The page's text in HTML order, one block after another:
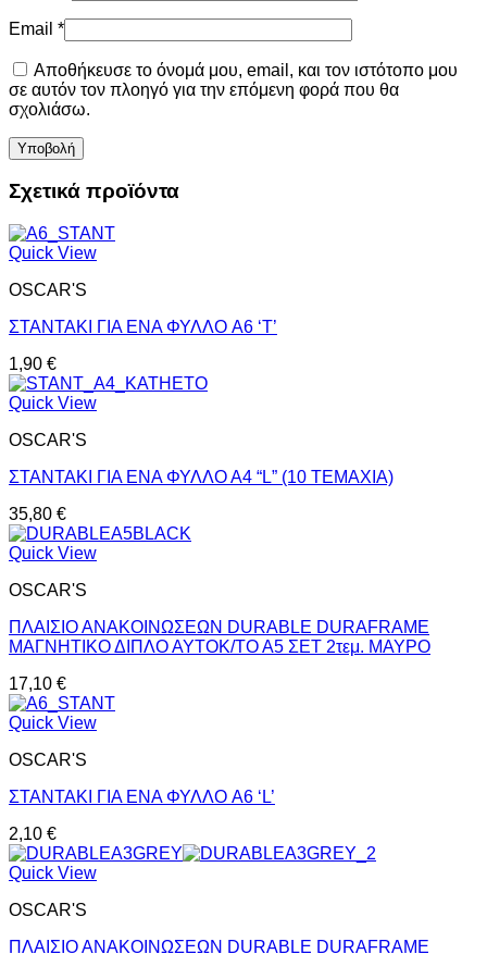
Email *
Αποθήκευσε το όνομά μου, email, και τον ιστότοπο μου
σε αυτόν τον πλοηγό για την επόμενη φορά που θα
σχολιάσω.
Σχετικά προϊόντα
Quick View
OSCAR'S
ΣΤΑΝΤΑΚΙ ΓΙΑ ΕΝΑ ΦΥΛΛΟ A6 ‘Τ’
1,90 €
Quick View
OSCAR'S
ΣΤΑΝΤΑΚΙ ΓΙΑ ΕΝΑ ΦΥΛΛΟ Α4 “L” (10 TEMAXIA)
35,80 €
Quick View
OSCAR'S
ΠΛΑΙΣΙΟ ΑΝΑΚΟΙΝΩΣΕΩΝ DURABLE DURAFRAME
ΜΑΓΝΗΤΙΚΟ ΔΙΠΛΟ ΑΥΤΟΚ/ΤΟ Α5 ΣΕΤ 2τεμ. ΜΑΥΡΟ
17,10 €
Quick View
OSCAR'S
ΣΤΑΝΤΑΚΙ ΓΙΑ ΕΝΑ ΦΥΛΛΟ A6 ‘L’
2,10 €
Quick View
OSCAR'S
ΠΛΑΙΣΙΟ ΑΝΑΚΟΙΝΩΣΕΩΝ DURABLE DURAFRAME